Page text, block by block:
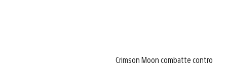
Crimson Moon combatte contro